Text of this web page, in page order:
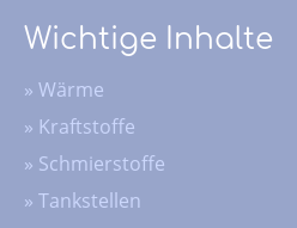
Wichtige Inhalte
» Wärme
» Kraftstoffe
» Schmierstoffe
» Tankstellen